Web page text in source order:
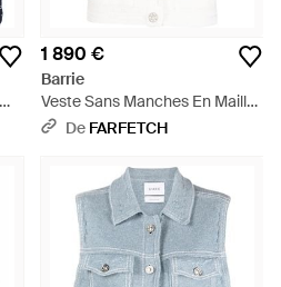
1 890 €
Barrie
Veste Sans Manches En Maille
- Blanc
De FARFETCH